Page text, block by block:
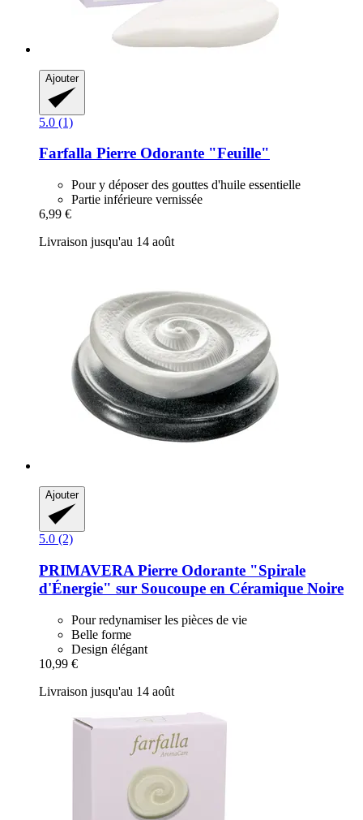
Ajouter
5.0 (1)
Farfalla Pierre Odorante "Feuille"
Pour y déposer des gouttes d'huile essentielle
Partie inférieure vernissée
6,99 €
Livraison jusqu'au 14 août
Ajouter
5.0 (2)
PRIMAVERA Pierre Odorante "Spirale
d'Énergie" sur Soucoupe en Céramique Noire
Pour redynamiser les pièces de vie
Belle forme
Design élégant
10,99 €
Livraison jusqu'au 14 août